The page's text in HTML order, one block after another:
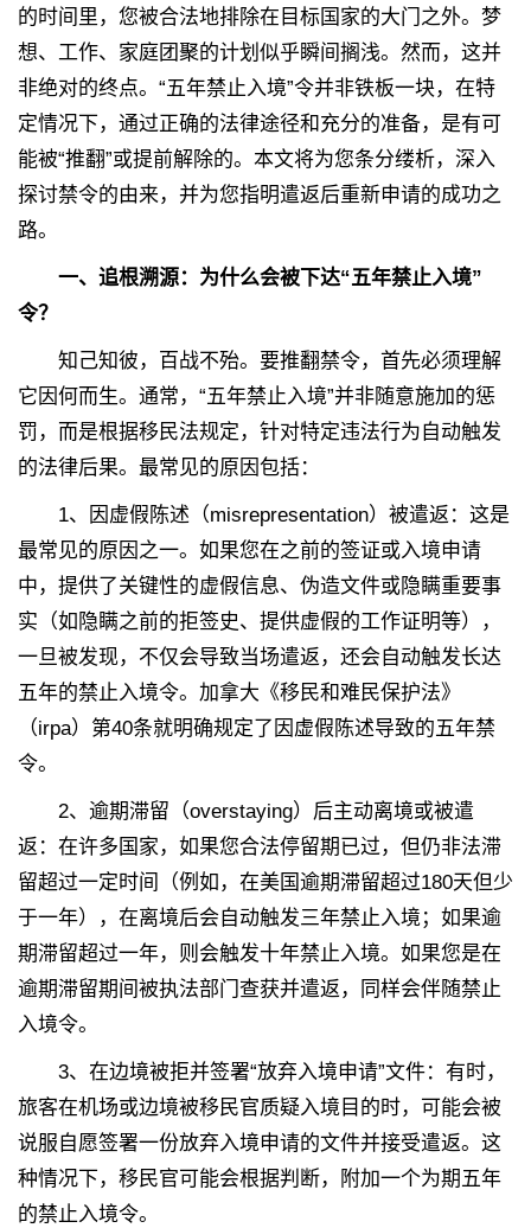
的时间里，您被合法地排除在目标国家的大门之外。梦
想、工作、家庭团聚的计划似乎瞬间搁浅。然而，这并
非绝对的终点。“五年禁止入境”令并非铁板一块，在特
定情况下，通过正确的法律途径和充分的准备，是有可
能被“推翻”或提前解除的。本文将为您条分缕析，深入
探讨禁令的由来，并为您指明遣返后重新申请的成功之
路。
一、追根溯源：为什么会被下达“五年禁止入境”
令？
知己知彼，百战不殆。要推翻禁令，首先必须理解
它因何而生。通常，“五年禁止入境”并非随意施加的惩
罚，而是根据移民法规定，针对特定违法行为自动触发
的法律后果。最常见的原因包括：
1、
因虚假陈述（misrepresentation）被遣返：这是
最常见的原因之一。如果您在之前的签证或入境申请
中，提供了关键性的虚假信息、伪造文件或隐瞒重要事
实（如隐瞒之前的拒签史、提供虚假的工作证明等），
一旦被发现，不仅会导致当场遣返，还会自动触发长达
五年的禁止入境令。加拿大《移民和难民保护法》
（irpa）第40条就明确规定了因虚假陈述导致的五年禁
令。
2、 逾期滞留（overstaying）后主动离境或被遣
返：在许多国家，如果您合法停留期已过，但仍非法滞
留超过一定时间（例如，在美国逾期滞留超过180天但少
于一年），在离境后会自动触发三年禁止入境；如果逾
期滞留超过一年，则会触发十年禁止入境。如果您是在
逾期滞留期间被执法部门查获并遣返，同样会伴随禁止
入境令。
3、 在边境被拒并签署“放弃入境申请”文件：有时，
旅客在机场或边境被移民官质疑入境目的时，可能会被
说服自愿签署一份放弃入境申请的文件并接受遣返。这
种情况下，移民官可能会根据判断，附加一个为期五年
的禁止入境令。